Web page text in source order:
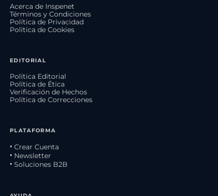
Acerca de Inspenet
Términos y Condiciones
Política de Privacidad
Política de Cookies
EDITORIAL
Política Editorial
Política de Ética
Verificación de Hechos
Política de Correcciones
PLATAFORMA
• Crear Cuenta
• Newsletter
• Soluciones B2B